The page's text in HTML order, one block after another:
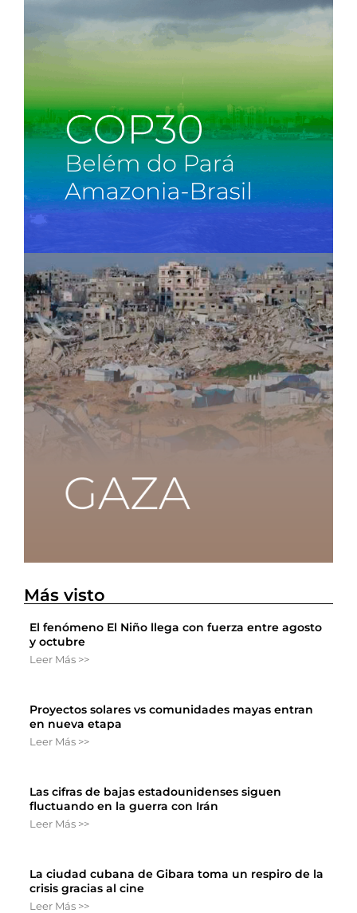
Más visto
El fenómeno El Niño llega con fuerza entre agosto
y octubre
Leer Más >>
Proyectos solares vs comunidades mayas entran
en nueva etapa
Leer Más >>
Las cifras de bajas estadounidenses siguen
fluctuando en la guerra con Irán
Leer Más >>
La ciudad cubana de Gibara toma un respiro de la
crisis gracias al cine
Leer Más >>